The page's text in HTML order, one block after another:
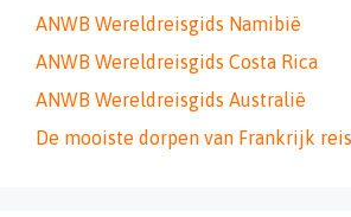
ANWB Wereldreisgids Namibië
ANWB Wereldreisgids Costa Rica
ANWB Wereldreisgids Australië
De mooiste dorpen van Frankrijk